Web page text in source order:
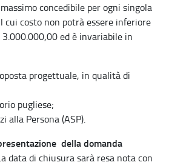
concedibile per ogni singola
cui costo non potrà essere inferiore
ed è invariabile in
progettuale, in qualità di
pugliese;
alla Persona (ASP).
della domanda
data di chiusura sarà resa nota con